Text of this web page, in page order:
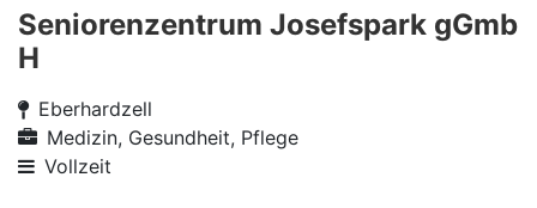
Seniorenzentrum Josefspark gGmb
H
Eberhardzell
Medizin, Gesundheit, Pflege
Vollzeit